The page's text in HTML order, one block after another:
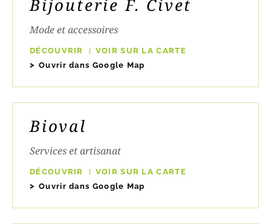
Bijouterie F. Civet
Mode et accessoires
DÉCOUVRIR
VOIR SUR LA CARTE
Ouvrir dans Google Map
Bioval
Services et artisanat
DÉCOUVRIR
VOIR SUR LA CARTE
Ouvrir dans Google Map